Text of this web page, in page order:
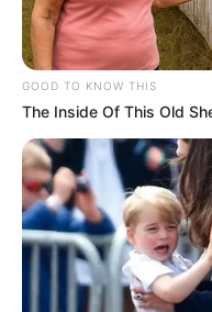
GOOD TO KNOW THIS
The Inside Of This Old